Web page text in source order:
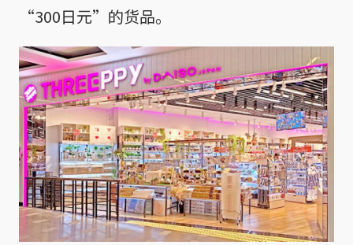
“300日元”的货品。